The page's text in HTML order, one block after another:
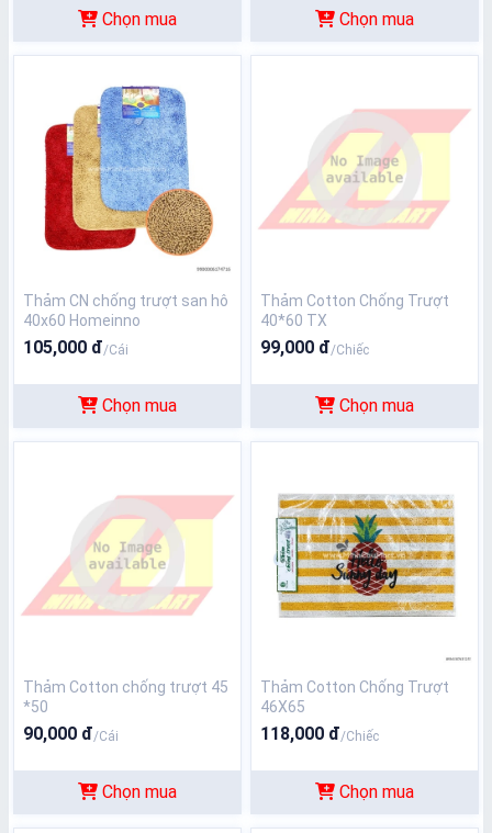
Chọn mua Chọn mua
Thảm CN chống trượt san hô
40x60 Homeinno
105,000 đ/Cái
Chọn mua
Thảm Cotton Chống Trượt
40*60 TX
99,000 đ/Chiếc
Chọn mua
Thảm Cotton chống trượt 45
*50
90,000 đ/Cái
Chọn mua
Thảm Cotton Chống Trượt
46X65
118,000 đ/Chiếc
Chọn mua